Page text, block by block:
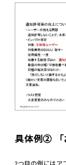
具体例② 「